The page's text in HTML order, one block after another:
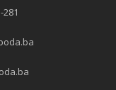
281